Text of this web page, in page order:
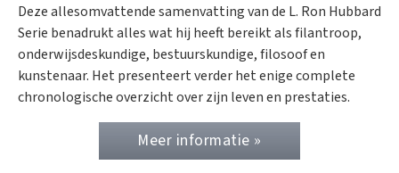
Deze allesomvattende samenvatting van de L. Ron Hubbard
Serie benadrukt alles wat hij heeft bereikt als filantroop,
onderwijsdeskundige, bestuurskundige, filosoof en
kunstenaar. Het presenteert verder het enige complete
chronologische overzicht over zijn leven en prestaties.
Meer informatie »